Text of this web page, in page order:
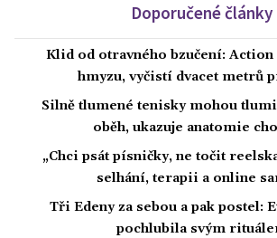
Doporučené články
Klid od otravného bzučení: Action
hmyzu, vyčistí dvacet metrů
Silně tlumené tenisky mohou
oběh, ukazuje anatomie
„Chci psát písničky, ne točit
selhání, terapii a online
Tři Edeny za sebou a pak postel:
pochlubila svým